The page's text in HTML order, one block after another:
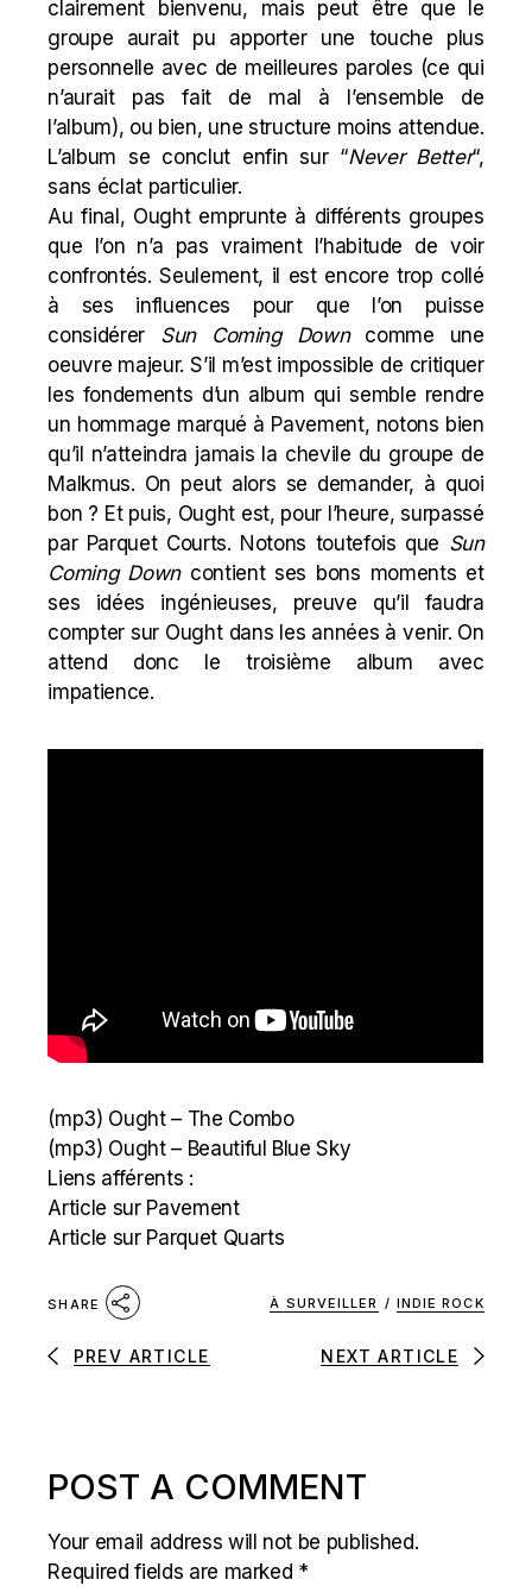
clairement bienvenu, mais peut être que le
groupe aurait pu apporter une touche plus
personnelle avec de meilleures paroles (ce qui
n’aurait pas fait de mal à l’ensemble de
l’album), ou bien, une structure moins attendue.
L’album se conclut enfin sur “Never Better“,
sans éclat particulier.
Au final, Ought emprunte à différents groupes
que l’on n’a pas vraiment l’habitude de voir
confrontés. Seulement, il est encore trop collé
à ses influences pour que l’on puisse
considérer Sun Coming Down comme une
oeuvre majeur. S’il m’est impossible de critiquer
les fondements d’un album qui semble rendre
un hommage marqué à Pavement, notons bien
qu’il n’atteindra jamais la chevile du groupe de
Malkmus. On peut alors se demander, à quoi
bon ? Et puis, Ought est, pour l’heure, surpassé
par Parquet Courts. Notons toutefois que Sun
Coming Down contient ses bons moments et
ses idées ingénieuses, preuve qu’il faudra
compter sur Ought dans les années à venir. On
attend donc le troisième album avec
impatience.
(mp3) Ought – The Combo
(mp3) Ought – Beautiful Blue Sky
Liens afférents :
Article sur Pavement
Article sur Parquet Quarts
SHARE À SURVEILLER / INDIE ROCK
PREV ARTICLE NEXT ARTICLE
POST A COMMENT
Your email address will not be published.
Required fields are marked *